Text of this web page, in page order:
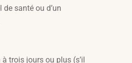
santé ou d’un
à trois jours ou plus (s’il